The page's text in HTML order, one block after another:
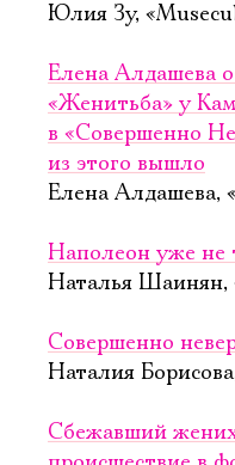
Юлия Зу,
Елена Алдашева о
«Женитьба» у
в «Совершенно
из этого вышло
Елена Алдашева,
Наполеон уже не
Наталья Шаинян,
Совершенно
Наталия
Сбежавший